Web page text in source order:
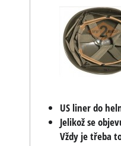
US liner do
Jelikož se
Vždy je třeba